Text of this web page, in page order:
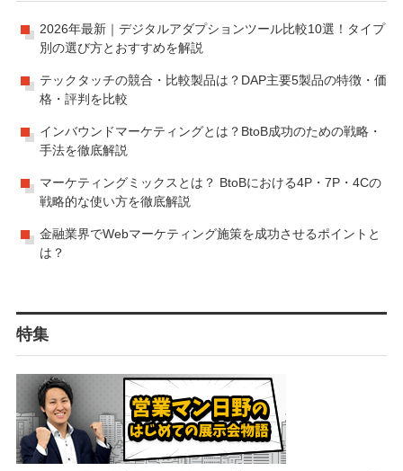
2026年最新｜デジタルアダプションツール比較10選！タイプ
別の選び方とおすすめを解説
テックタッチの競合・比較製品は？DAP主要5製品の特徴・価
格・評判を比較
インバウンドマーケティングとは？BtoB成功のための戦略・
手法を徹底解説
マーケティングミックスとは？ BtoBにおける4P・7P・4Cの
戦略的な使い方を徹底解説
金融業界でWebマーケティング施策を成功させるポイントと
は？
特集